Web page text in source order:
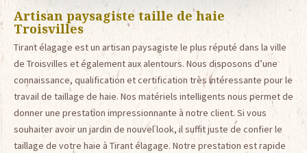
Artisan paysagiste taille de haie
Troisvilles
Tirant élagage est un artisan paysagiste le plus réputé dans la ville
de Troisvilles et également aux alentours. Nous disposons d’une
connaissance, qualification et certification très intéressante pour le
travail de taillage de haie. Nos matériels intelligents nous permet de
donner une prestation impressionnante à notre client. Si vous
souhaiter avoir un jardin de nouvel look, il suffit juste de confier le
taillage de votre haie à Tirant élagage. Notre prestation est rapide